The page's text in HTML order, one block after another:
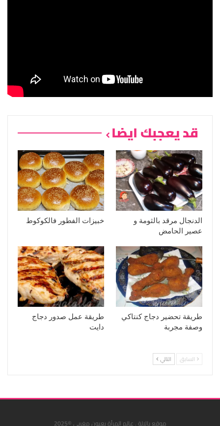
قد يعجبك ايضا
الدنجال مرقد بالثومة و
عصير الحامض
خبيزات الفطور فالكوكوط
طريقة تحضير دجاج كنتاكي
وصفة مجربة
طريقة عمل صدور دجاج
دايت
السابق التالي
موقع يالالة . عالم المرأة بعيون مغربي ©2025